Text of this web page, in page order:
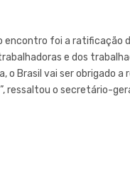
foi a ratificação
e dos
Brasil vai ser obrigado
ressaltou o secretário-